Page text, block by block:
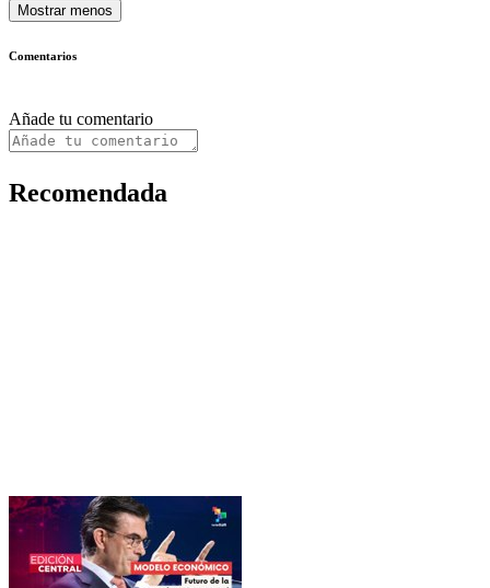
Mostrar menos
Comentarios
Añade tu comentario
Recomendada